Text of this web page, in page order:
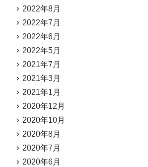
2022年8月
2022年7月
2022年6月
2022年5月
2021年7月
2021年3月
2021年1月
2020年12月
2020年10月
2020年8月
2020年7月
2020年6月